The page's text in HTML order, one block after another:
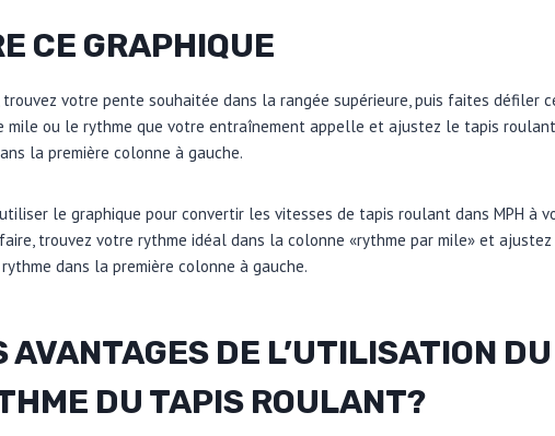
CE GRAPHIQUE
votre pente souhaitée dans la rangée supérieure, puis faites défiler
mile ou le rythme que votre entraînement appelle et ajustez le tapis
la première colonne à gauche.
le graphique pour convertir les vitesses de tapis roulant dans MPH à
trouvez votre rythme idéal dans la colonne «rythme par mile» et
dans la première colonne à gauche.
AVANTAGES DE L’UTILISATION DU
DU TAPIS ROULANT?